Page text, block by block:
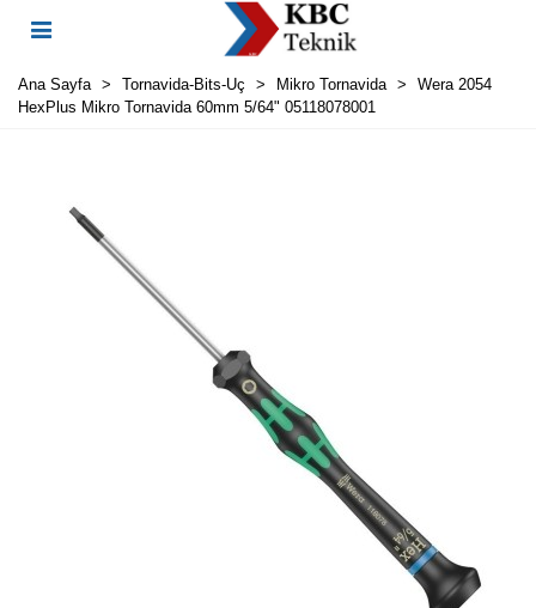
Ana Sayfa > Tornavida-Bits-Uç > Mikro Tornavida >
Wera 2054
HexPlus Mikro Tornavida 60mm 5/64" 05118078001